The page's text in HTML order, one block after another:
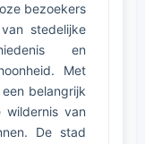
bezoekers
stedelijke
en
Met
belangrijk
van
De stad